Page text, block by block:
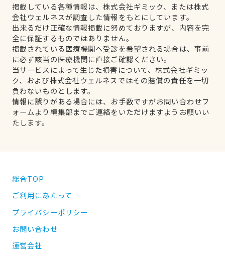
掲載している各種情報は、株式会社ギミック、または株式
会社ウェルネスが調査した情報をもとにしています。
出来るだけ正確な情報掲載に努めておりますが、内容を完
全に保証するものではありません。
掲載されている医療機関へ受診を希望される場合は、事前
に必ず該当の医療機関に直接ご確認ください。
当サービスによって生じた損害について、株式会社ギミッ
ク、および株式会社ウェルネスではその賠償の責任を一切
負わないものとします。
情報に誤りがある場合には、お手数ですがお問い合わせフ
ォームより編集部までご連絡をいただけますようお願いい
たします。
総合TOP
ご利用にあたって
プライバシーポリシー
お問い合わせ
運営会社